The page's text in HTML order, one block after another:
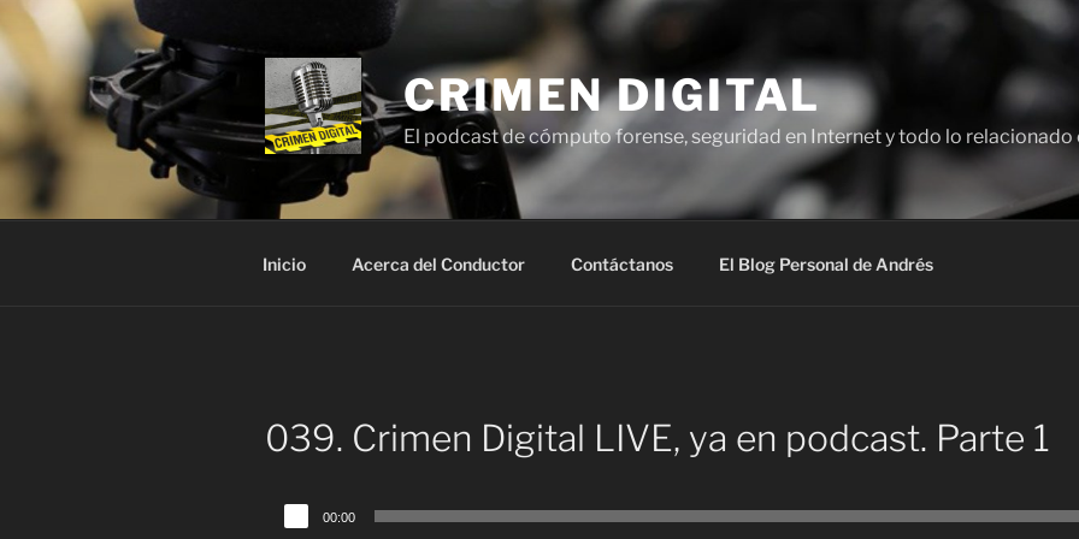
Saltar
al
contenido
CRIMEN DIGITAL
El podcast de cómputo forense, seguridad en Internet y todo lo
Inicio Acerca del Conductor Contáctanos El Blog Personal de Andrés
039. Crimen Digital LIVE, ya en podcast. Parte 1
Reproductor
de
00:00